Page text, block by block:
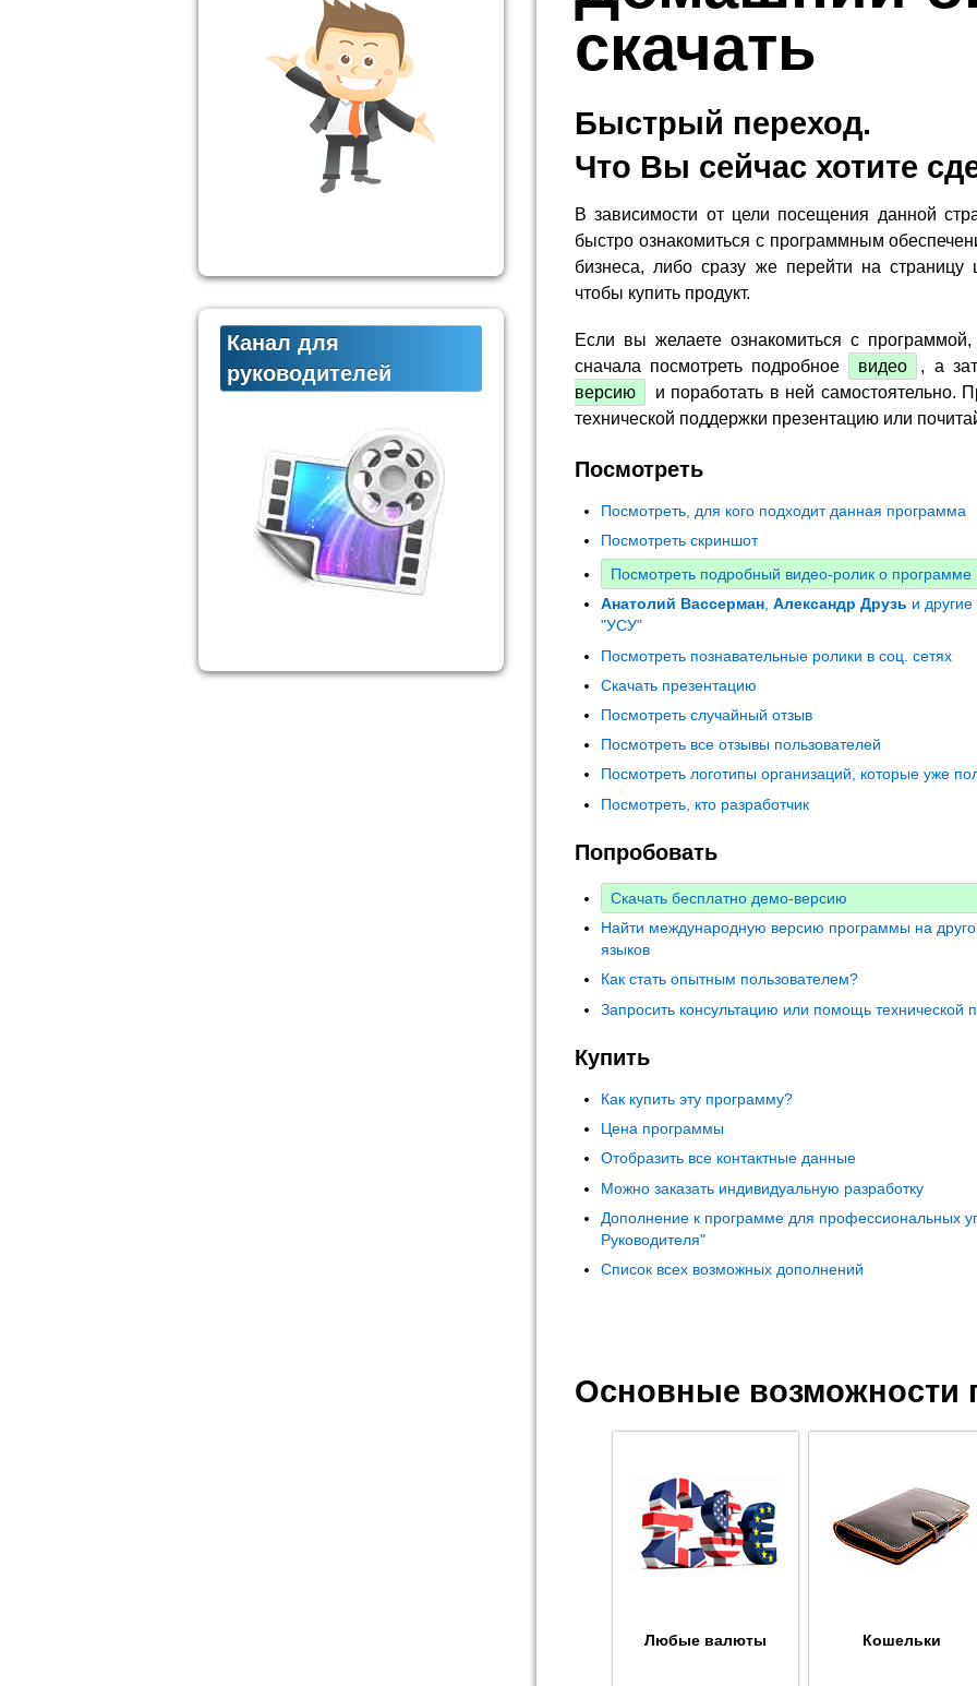
скачать
Быстрый переход.
Что Вы сейчас хотите
В зависимости от цели посещения данной
быстро ознакомиться с программным
бизнеса, либо сразу же перейти на
чтобы купить продукт.
Если вы желаете ознакомиться с
сначала посмотреть подробное
видео
, а
версию
и поработать в ней самостоятельно.
технической поддержки презентацию или
Посмотреть
Посмотреть, для кого подходит данная программа
Посмотреть скриншот
Посмотреть подробный видео-ролик о программе
Анатолий Вассерман, Александр Друзь и
"УСУ"
Посмотреть познавательные ролики в соц. сетях
Скачать презентацию
Посмотреть случайный отзыв
Посмотреть все отзывы пользователей
Посмотреть логотипы организаций, которые уже
Посмотреть, кто разработчик
Попробовать
Скачать бесплатно демо-версию
Найти международную версию программы на
языков
Как стать опытным пользователем?
Запросить консультацию или помощь технической
Купить
Как купить эту программу?
Цена программы
Отобразить все контактные данные
Можно заказать индивидуальную разработку
Дополнение к программе для профессиональных
Руководителя"
Список всех возможных дополнений
Основные возможности
Любые валюты Кошельки
Канал для
руководителей